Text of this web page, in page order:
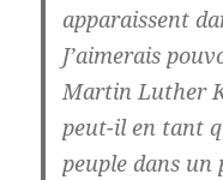
apparaissent
J’aimerais
Martin Luther
peut-il en tant
peuple dans un